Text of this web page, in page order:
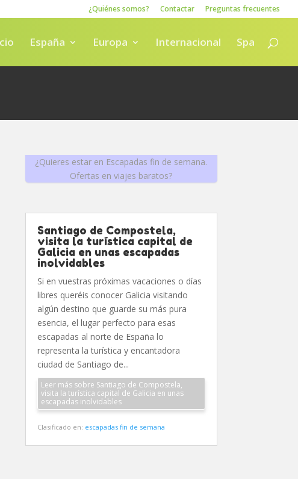
¿Quiénes somos? Contactar Preguntas frecuentes
España Europa Internacional Spa
¿Quieres estar en Escapadas fin de semana.
Ofertas en viajes baratos?
Santiago de Compostela,
visita la turística capital de
Galicia en unas escapadas
inolvidables
Si en vuestras próximas vacaciones o días
libres queréis conocer Galicia visitando
algún destino que guarde su más pura
esencia, el lugar perfecto para esas
escapadas al norte de España lo
representa la turística y encantadora
ciudad de Santiago de...
Leer más sobre Santiago de Compostela,
visita la turística capital de Galicia en unas
escapadas inolvidables
Clasificado en: escapadas fin de semana